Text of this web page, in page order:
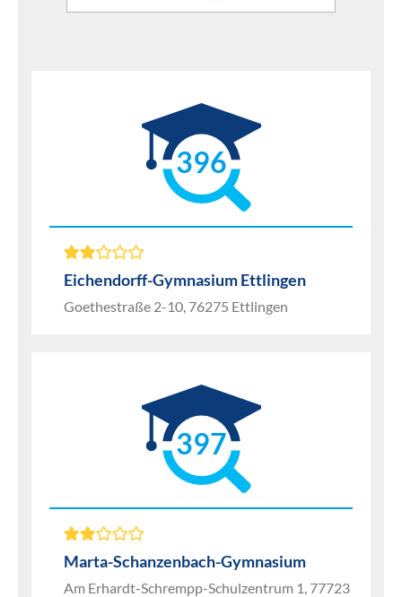
396
Eichendorff-Gymnasium Ettlingen
Goethestraße 2-10, 76275 Ettlingen
397
Marta-Schanzenbach-Gymnasium
Am Erhardt-Schrempp-Schulzentrum 1, 77723